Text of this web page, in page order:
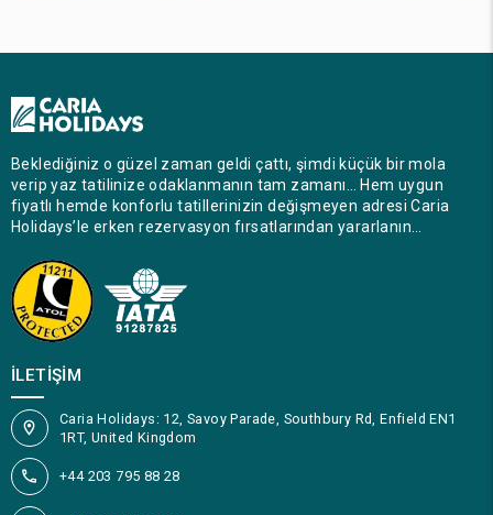
Beklediğiniz o güzel zaman geldi çattı, şimdi küçük bir mola
verip yaz tatilinize odaklanmanın tam zamanı… Hem uygun
fiyatlı hemde konforlu tatillerinizin değişmeyen adresi Caria
Holidays’le erken rezervasyon fırsatlarından yararlanın…
İLETIŞIM
Caria Holidays: 12, Savoy Parade, Southbury Rd, Enfield EN1
1RT, United Kingdom
+44 203 795 88 28